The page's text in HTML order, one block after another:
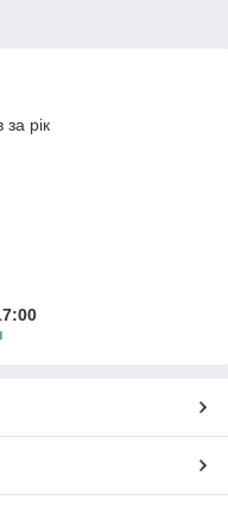
за рік